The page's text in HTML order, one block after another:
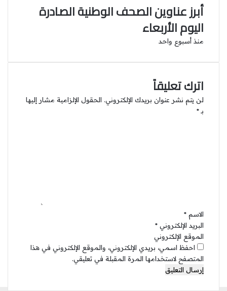
أبرز عناوين الصحف الوطنية الصادرة
اليوم الأربعاء
منذ أسبوع واحد
اترك تعليقاً
لن يتم نشر عنوان بريدك الإلكتروني. الحقول الإلزامية مشار إليها
بـ*
الاسم *
البريد الإلكتروني *
الموقع الإلكتروني
احفظ اسمي، بريدي الإلكتروني، والموقع الإلكتروني في هذا
المتصفح لاستخدامها المرة المقبلة في تعليقي.